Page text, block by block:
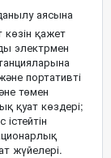
аясына
қажет
электрмен
портативті
төмен
қуат көздері;
жүйелері.